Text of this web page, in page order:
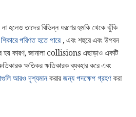
হলেও তাদের বিভিন্ন ধরণের হুমকি থেকে ঝুঁকি
পরিণত হতে পারে, এবং শহুরে এবং উপবন
হয় কারণ, জানালা collisions এছাড়াও একটি
ক্ষতিকর ক্ষতিকারক ব্যবহার করে এবং
আরও দৃশ্যমানকরারজন্য পদক্ষেপ গ্রহণকরা